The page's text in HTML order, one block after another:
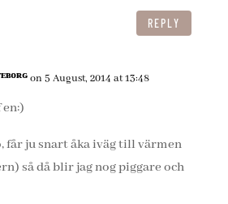
REPLY
on 5 August, 2014 at 13:48
får ju snart åka iväg till värmen
så då blir jag nog piggare och